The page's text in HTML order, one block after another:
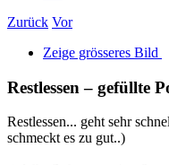
Zurück Vor
Zeige grösseres Bild
Restlessen – gefüllte
Restlessen... geht sehr
schmeckt es zu gut..)